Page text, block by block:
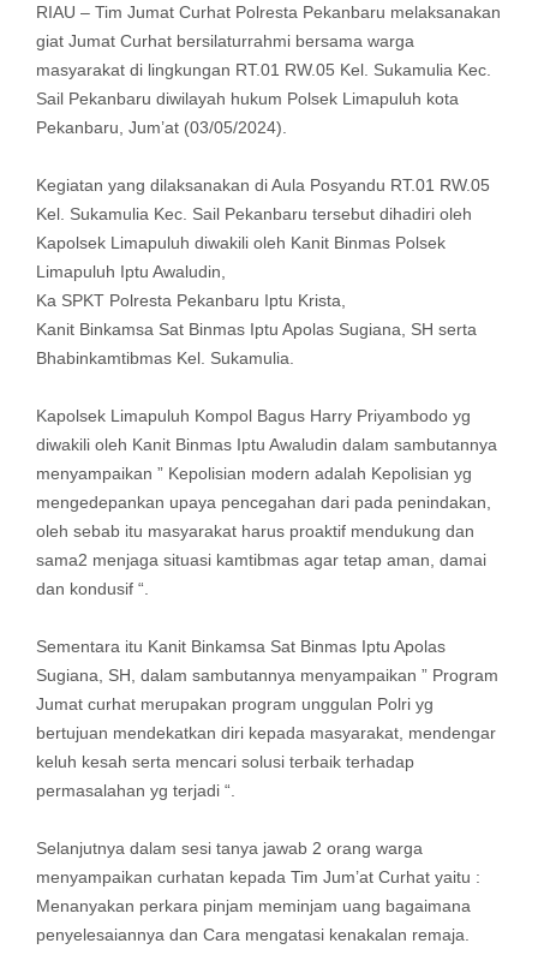
RIAU – Tim Jumat Curhat Polresta Pekanbaru melaksanakan
giat Jumat Curhat bersilaturrahmi bersama warga
masyarakat di lingkungan RT.01 RW.05 Kel. Sukamulia Kec.
Sail Pekanbaru diwilayah hukum Polsek Limapuluh kota
Pekanbaru, Jum’at (03/05/2024).
Kegiatan yang dilaksanakan di Aula Posyandu RT.01 RW.05
Kel. Sukamulia Kec. Sail Pekanbaru tersebut dihadiri oleh
Kapolsek Limapuluh diwakili oleh Kanit Binmas Polsek
Limapuluh Iptu Awaludin,
Ka SPKT Polresta Pekanbaru Iptu Krista,
Kanit Binkamsa Sat Binmas Iptu Apolas Sugiana, SH serta
Bhabinkamtibmas Kel. Sukamulia.
Kapolsek Limapuluh Kompol Bagus Harry Priyambodo yg
diwakili oleh Kanit Binmas Iptu Awaludin dalam sambutannya
menyampaikan ” Kepolisian modern adalah Kepolisian yg
mengedepankan upaya pencegahan dari pada penindakan,
oleh sebab itu masyarakat harus proaktif mendukung dan
sama2 menjaga situasi kamtibmas agar tetap aman, damai
dan kondusif “.
Sementara itu Kanit Binkamsa Sat Binmas Iptu Apolas
Sugiana, SH, dalam sambutannya menyampaikan ” Program
Jumat curhat merupakan program unggulan Polri yg
bertujuan mendekatkan diri kepada masyarakat, mendengar
keluh kesah serta mencari solusi terbaik terhadap
permasalahan yg terjadi “.
Selanjutnya dalam sesi tanya jawab 2 orang warga
menyampaikan curhatan kepada Tim Jum’at Curhat yaitu :
Menanyakan perkara pinjam meminjam uang bagaimana
penyelesaiannya dan Cara mengatasi kenakalan remaja.